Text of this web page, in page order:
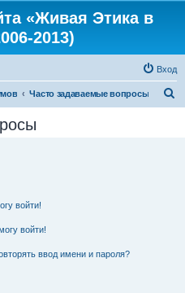
«Живая Этика в
2013)
Вход
Часто задаваемые вопросы
войти!
войти!
ввод имени и пароля?